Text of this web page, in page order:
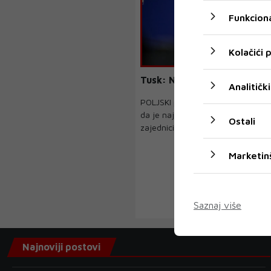
Tusk: NATO se urušava.
POLJSKI premijer Donald Tusk
da je najveća prijetnja
zajednici unutar...
Kolačići
Analitički
Ostali
Saznaj više
Najnoviji postovi